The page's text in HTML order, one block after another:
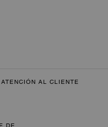
ATENCIÓN AL CLIENTE